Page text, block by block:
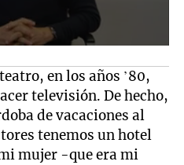
en los años ’80,
televisión. De hecho,
de vacaciones al
tenemos un hotel
mujer -que era mi